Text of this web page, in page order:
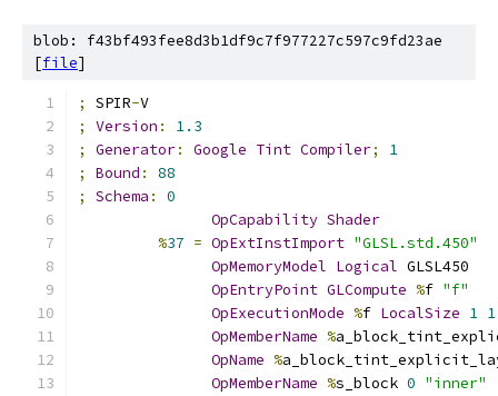
blob: f43bf493fee8d3b1df9c7f977227c597c9fd23ae
[file]
; SPIR-V
;
Version :
1.3
;
Generator: Google Tint Compiler;
1
;
Bound :
88
;
Schema :
0
OpCapability Shader
%37 = OpExtInstImport "GLSL.std.450"
OpMemoryModel Logical GLSL450
OpEntryPoint GLCompute %f "f"
OpExecutionMode %f LocalSize 1 1
OpMemberName %
OpName %
OpMemberName %s_block 0 "inner"